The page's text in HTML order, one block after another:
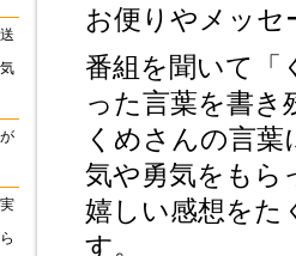
お便りやメッセ
番組を聞いて「
った言葉を書き
くめさんの言
気や勇気をもら
嬉しい感想をた
す。